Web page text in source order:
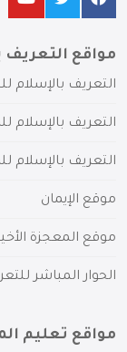
مواقع التعريف
التعريف بالإسلام
التعريف بالإسلام
التعريف بالإسلام
موقع الإيمان
موقع المعجزة
الحوار المباشر
مواقع تعليم